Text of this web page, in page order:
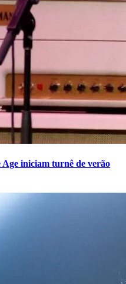
Age iniciam turnê de verão